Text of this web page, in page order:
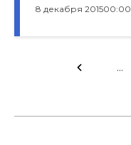
8 декабря 201500:00
...